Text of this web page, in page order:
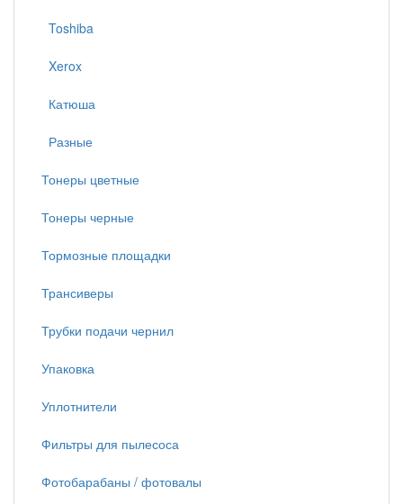
Toshiba
Xerox
Катюша
Разные
Тонеры цветные
Тонеры черные
Тормозные площадки
Трансиверы
Трубки подачи чернил
Упаковка
Уплотнители
Фильтры для пылесоса
Фотобарабаны / фотовалы